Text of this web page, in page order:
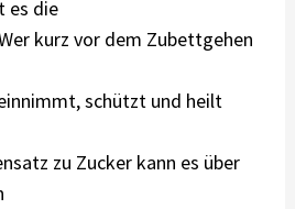
es die
kurz vor dem Zubettgehen
schützt und heilt
zu Zucker kann es über